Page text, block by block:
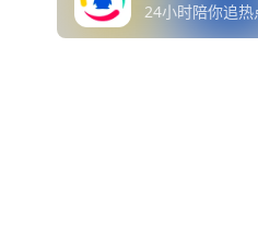
24小时陪你追热